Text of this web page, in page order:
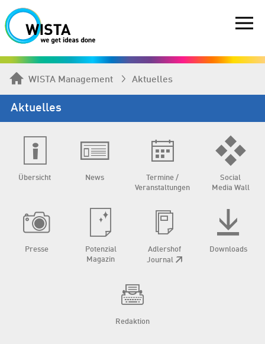
WISTA Management Aktuelles
Aktuelles
Übersicht News
Termine /
Veranstaltungen
Social
Media Wall
Presse
Potenzial
Magazin
Adlershof
Journal
Downloads
Redaktion